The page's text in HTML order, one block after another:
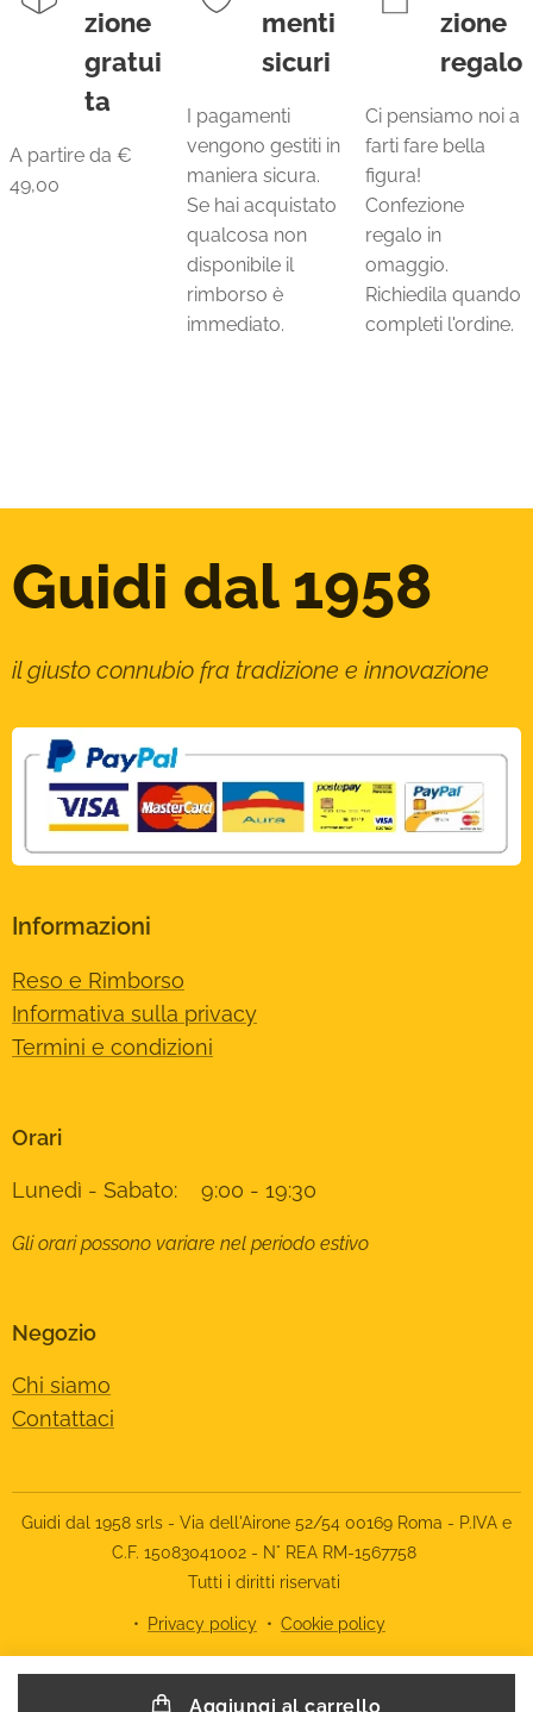
Aggiungi al carrello
zione
gratui
ta
A partire da €
49,00
menti
sicuri
I pagamenti
vengono gestiti in
maniera sicura.
Se hai acquistato
qualcosa non
disponibile il
rimborso è
immediato.
zione
regalo
Ci pensiamo noi a
farti fare bella
figura!
Confezione
regalo in
omaggio.
Richiedila quando
completi l'ordine.
Guidi dal 1958
il giusto connubio fra tradizione e innovazione
Informazioni
Reso e Rimborso
Informativa sulla privacy
Termini e condizioni
Orari
Lunedì - Sabato: 9:00 - 19:30
Gli orari possono variare nel periodo estivo
Negozio
Chi siamo
Contattaci
Guidi dal 1958 srls - Via dell'Airone 52/54 00169 Roma - P.IVA e
C.F. 15083041002 - N° REA RM-1567758
Tutti i diritti riservati
Privacy policy Cookie policy